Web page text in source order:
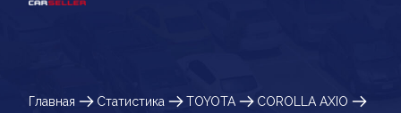
Главная Статистика TOYOTA
COROLLA AXIO